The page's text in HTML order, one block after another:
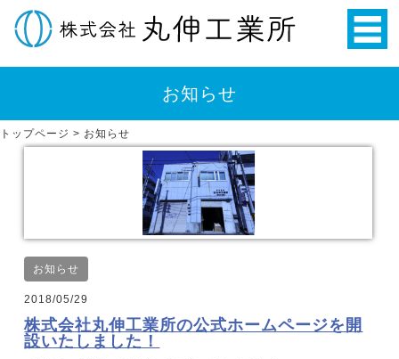
お知らせ
トップページ > お知らせ
お知らせ
2018/05/29
株式会社丸伸工業所の公式ホームページを開
設いたしました！